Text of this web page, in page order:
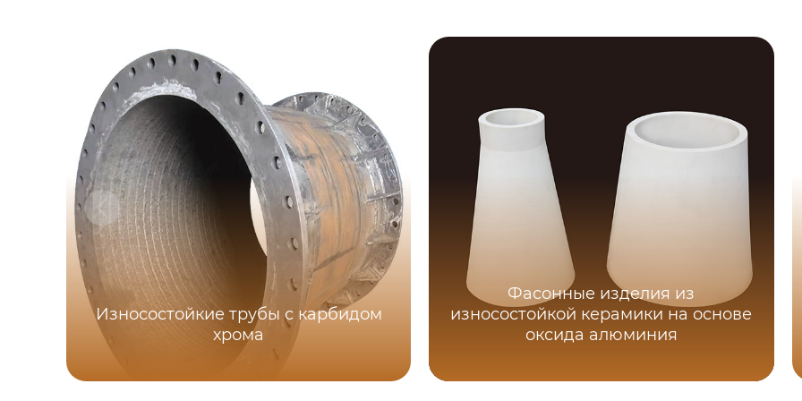
Износостойкие трубы с карбидом
хрома
Фасонные изделия из
износостойкой керамики на основе
оксида алюминия